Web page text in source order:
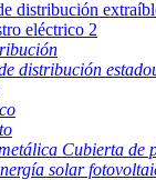
distribución
Cubierta de
solar